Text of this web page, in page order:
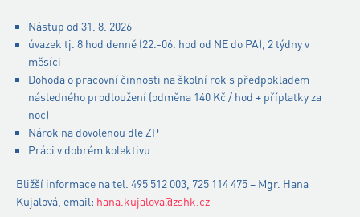
Nástup od 31. 8. 2026
úvazek tj. 8 hod denně (22.-06. hod od NE do PA), 2 týdny v
měsíci
Dohoda o pracovní činnosti na školní rok s předpokladem
následného prodloužení (odměna 140 Kč / hod + příplatky za
noc)
Nárok na dovolenou dle ZP
Práci v dobrém kolektivu
Bližší informace na tel. 495 512 003, 725 114 475 – Mgr. Hana
Kujalová, email: hana.kujalova@zshk.cz